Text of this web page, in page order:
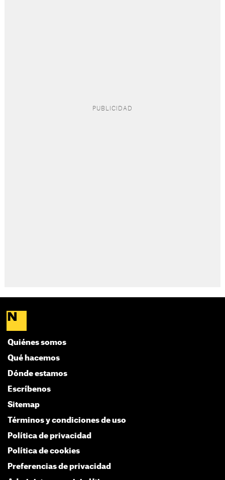
Quiénes somos
Qué hacemos
Dónde estamos
Escríbenos
Sitemap
Términos y condiciones de uso
Política de privacidad
Política de cookies
Preferencias de privacidad